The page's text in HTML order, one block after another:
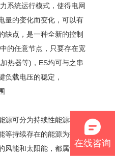
系统运行模式，使得电网
量的变化而变化，可以有
缺点，是一种全新的控制
的任意节点，只要存在宽
热器等)，ES均可与之串
负载电压的稳定，
源可分为持续性能源和时
持续存在的能源为持续
风能和太阳能，都属于时
在线咨询